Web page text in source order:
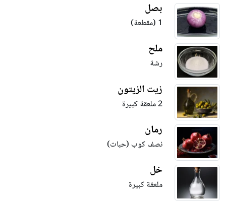
بصل
1 (مقطعة)
ملح
رشة
زيت الزيتون
2 ملعقة كبيرة
رمان
نصف كوب (حبات)
خل
ملعقة كبيرة